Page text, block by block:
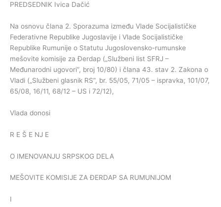
PREDSEDNIK Ivica Dačić
Na osnovu člana 2. Sporazuma između Vlade Socijalističke
Federativne Republike Jugoslavije i Vlade Socijalističke
Republike Rumunije o Statutu Jugoslovensko-rumunske
mešovite komisije za Đerdap („Službeni list SFRJ –
Međunarodni ugovori”, broj 10/80) i člana 43. stav 2. Zakona o
Vladi („Službeni glasnik RS”, br. 55/05, 71/05 – ispravka, 101/07,
65/08, 16/11, 68/12 – US i 72/12),
Vlada donosi
R E Š E NJ E
O IMENOVANJU SRPSKOG DELA
MEŠOVITE KOMISIJE ZA ĐERDAP SA RUMUNIJOM
I